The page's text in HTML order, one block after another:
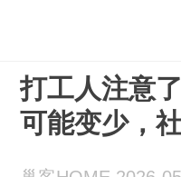
打工人注意
可能变少，